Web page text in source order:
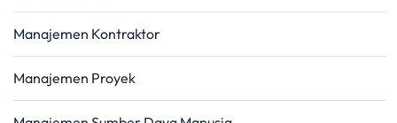
Manajemen Kontraktor
Manajemen Proyek